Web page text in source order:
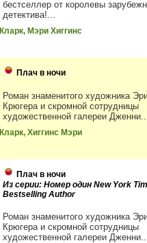
бестселлер от королевы
детектива!...
Кларк, Мэри Хиггинс
Плач в ночи
Роман знаменитого художника
Крюгера и скромной сотрудницы
художественной галереи Дженни...
Кларк, Хиггинс Мэри
Плач в ночи
Из серии: Номер один New York
Bestselling Author
Роман знаменитого художника
Крюгера и скромной сотрудницы
художественной галереи Дженни...